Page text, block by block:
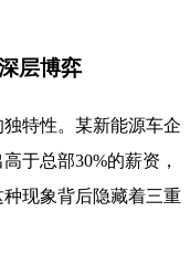
层博弈
特性。某新能源车企
于总部30%的薪资，
现象背后隐藏着三重